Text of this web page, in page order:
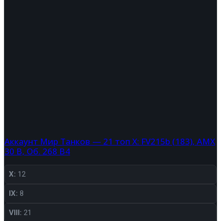
Аккаунт Мир Танков — 21 топ X: FV215b (183), AMX
30 B, Об. 268 В4
X: 12
IX: 8
VIII: 21